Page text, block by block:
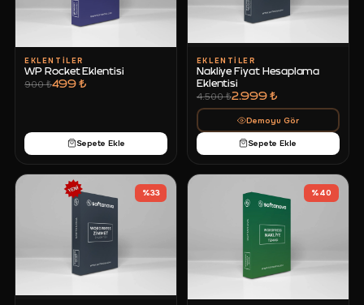
EKLENTILER
WP Rocket Eklentisi
900 ₺499 ₺
Sepete Ekle
EKLENTILER
Nakliye Fiyat Hesaplama
Eklentisi
4.500 ₺2.999 ₺
Demoyu Gör
Sepete Ekle
%33 %40